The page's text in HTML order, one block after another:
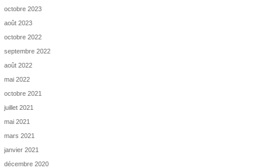
octobre 2023
août 2023
octobre 2022
septembre 2022
août 2022
mai 2022
octobre 2021
juillet 2021
mai 2021
mars 2021
janvier 2021
décembre 2020